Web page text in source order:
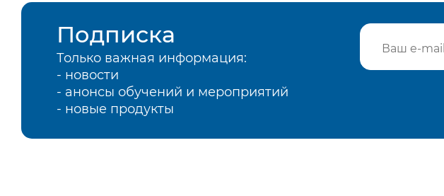
Подписка
Только важная информация:
- новости
- анонсы обучений и мероприятий
- новые продукты